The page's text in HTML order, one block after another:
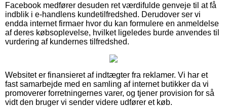
Facebook medfører desuden ret værdifulde genveje til at få
indblik i e-handlens kundetilfredshed. Derudover ser vi
endda internet firmaer hvor du kan formulere en anmeldelse
af deres købsoplevelse, hvilket ligeledes burde anvendes til
vurdering af kundernes tilfredshed.
Websitet er finansieret af indtægter fra reklamer. Vi har et
fast samarbejde med en samling af internet butikker da vi
promoverer forretningernes varer, og tjener provision for så
vidt den bruger vi sender videre udfører et køb.